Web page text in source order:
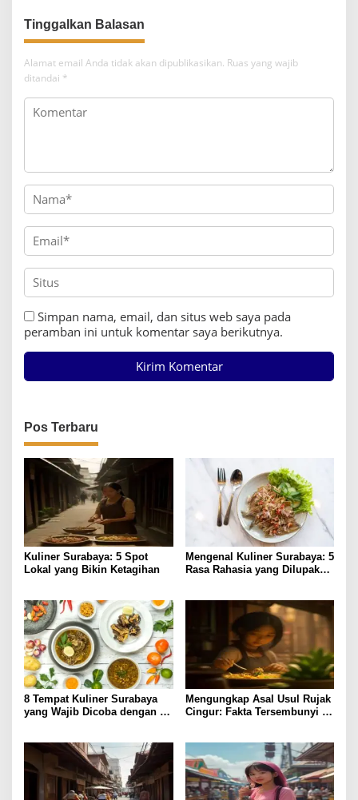
s
i
p
o
s
Alamat email Anda tidak akan dipublikasikan. Ruas yang wajib
ditandai *
Simpan nama, email, dan situs web saya pada
peramban ini untuk komentar saya berikutnya.
Pos Terbaru
Kuliner Surabaya: 5 Spot
Lokal yang Bikin Ketagihan
Mengenal Kuliner Surabaya: 5
Rasa Rahasia yang Dilupakan
8 Tempat Kuliner Surabaya
yang Wajib Dicoba dengan
Mengungkap Asal Usul Rujak
Cingur: Fakta Tersembunyi di